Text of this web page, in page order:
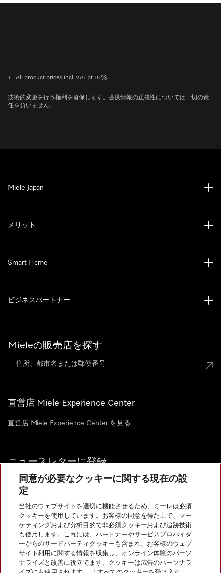
1. All product prices incl. VAT at 10%.
技術的変更を行う権利を留保します。提供情報の正確性については一切の責
任を負いません。
Mieleの販売店を探す
直営店 Miele Experience Center
直営店 Miele Experience Center を見る
ニュースレターに登録
お問い合わせ
Miele Japan
メリット
Smart Home
ビジネスパートナー
InstagramのMiele
YoutubeのMiele
同意が必要なクッキーに関する現在の設
定
当社のウェブサイトを適切に機能させるため、ミーレは必須
クッキーを使用しています。お客様の同意を得た上で、マー
ケティングおよび分析目的で非必須クッキーおよび追跡技術
も使用します。これには、パートナーやサービスプロバイダ
ーからのサードパーティクッキーも含まれ、お客様のウェブ
サイト利用に関する情報を収集し、オンライン体験のパーソ
ナライズと改善に役立てます。クッキーは広告のパーソナラ